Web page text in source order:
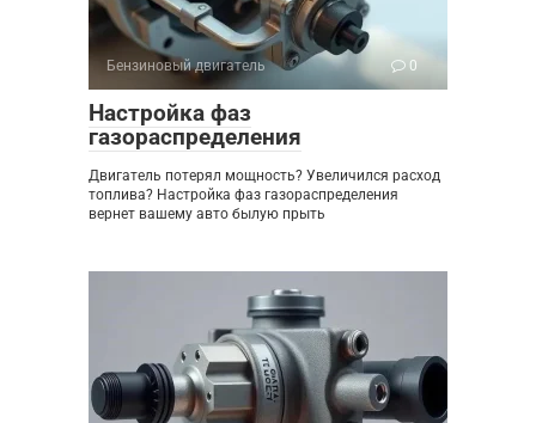
Бензиновый двигатель 0
Настройка фаз
газораспределения
Двигатель потерял мощность? Увеличился расход
топлива? Настройка фаз газораспределения
вернет вашему авто былую прыть